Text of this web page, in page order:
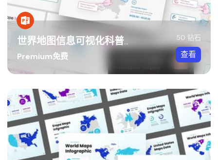
世界地图信息可视化科普PPT模板
Premium免费
50 钻石
查看